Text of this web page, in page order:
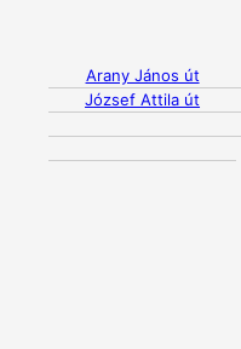
Arany János út
József Attila út